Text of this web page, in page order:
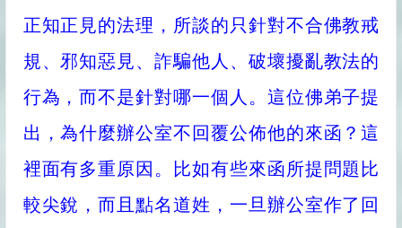
正知正見的法理，所談的只針對不合佛教戒
規、邪知惡見、詐騙他人、破壞擾亂教法的
行為，而不是針對哪一個人。這位佛弟子提
出，為什麼辦公室不回覆公佈他的來函？這
裡面有多重原因。比如有些來函所提問題比
較尖銳，而且點名道姓，一旦辦公室作了回